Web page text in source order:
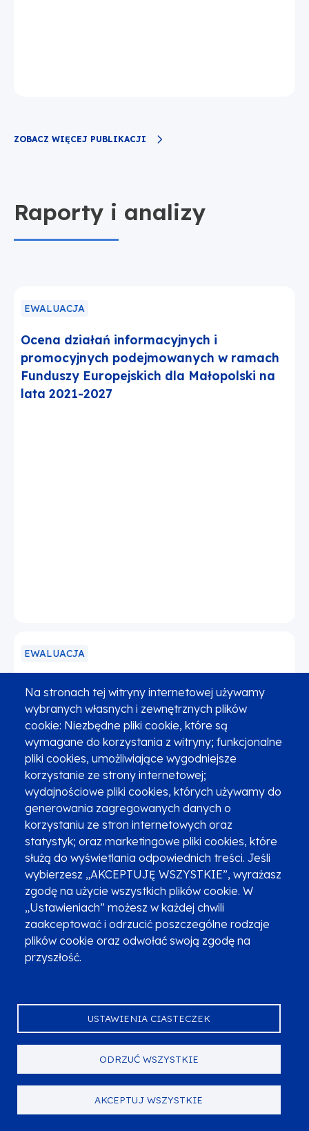
Na stronach tej witryny internetowej używamy
wybranych własnych i zewnętrznych plików
cookie: Niezbędne pliki cookie, które są
wymagane do korzystania z witryny; funkcjonalne
pliki cookies, umożliwiające wygodniejsze
korzystanie ze strony internetowej;
wydajnościowe pliki cookies, których używamy do
generowania zagregowanych danych o
korzystaniu ze stron internetowych oraz
statystyk; oraz marketingowe pliki cookies, które
służą do wyświetlania odpowiednich treści. Jeśli
wybierzesz „AKCEPTUJĘ WSZYSTKIE”, wyrażasz
zgodę na użycie wszystkich plików cookie. W
„Ustawieniach” możesz w każdej chwili
zaakceptować i odrzucić poszczególne rodzaje
plików cookie oraz odwołać swoją zgodę na
przyszłość.
USTAWIENIA CIASTECZEK
ODRZUĆ WSZYSTKIE
AKCEPTUJ WSZYSTKIE
ZOBACZ WIĘCEJ PUBLIKACJI
Raporty i analizy
EWALUACJA
Ocena działań informacyjnych i
promocyjnych podejmowanych w ramach
Funduszy Europejskich dla Małopolski na
lata 2021-2027
EWALUACJA
Ewaluacja systemu wyboru i oceny
projektów oraz kryteriów wyboru
projektów w ramach programu Fundusze
Europejskie dla Małopolski 2021-2027
Raport końcowy - Ewaluacja działań
budujących potencjał partnerów
społecznych i organizacji społeczeństwa
obywatelskiego w ramach EFS+